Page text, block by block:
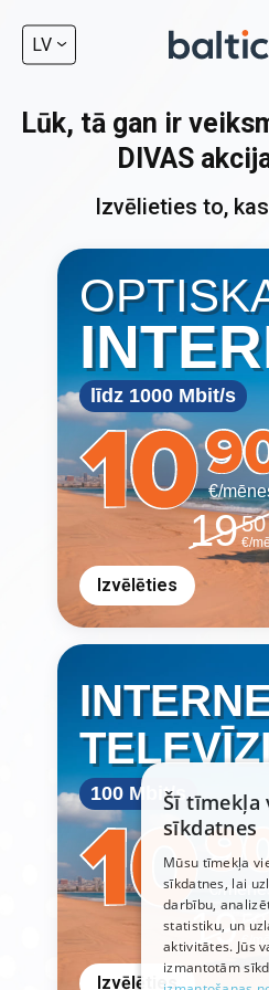
LV
Lūk, tā gan ir
DIVAS
Izvēlieties to,
līdz 1000 Mbit/s
€/
1950
€/
Izvēlēties
100 Mbit/s
€/
1950
€/
Izvēlēties
Šī tīmekļa
sīkdatnes
Mūsu tīmekļa
sīkdatnes, lai
darbību,
statistiku, un
aktivitātes. Jūs
izmantotām